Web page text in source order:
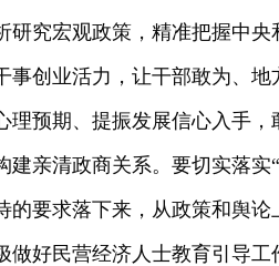
研究宏观政策，精准把握中
事创业活力，让干部敢为、
理预期、提振发展信心入手
建亲清政商关系。要切实落
的要求落下来，从政策和舆
做好民营经济人士教育引导